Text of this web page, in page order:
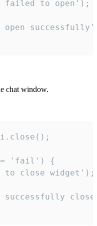
failed to open');
open
chat window.
'fail') {
to close widget');
successfully